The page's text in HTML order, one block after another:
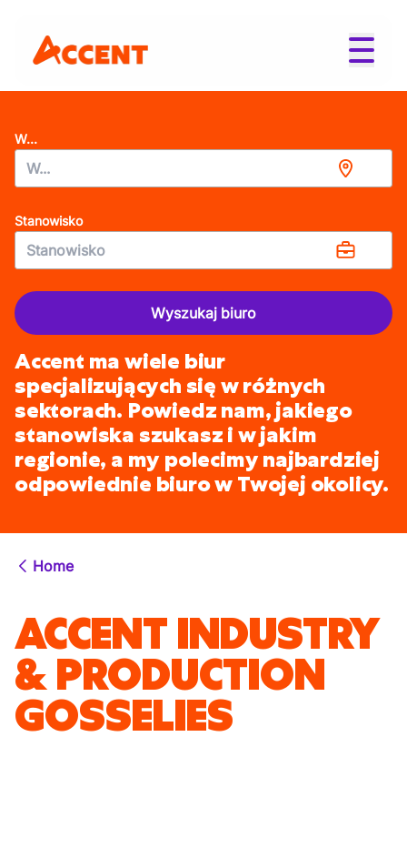
W...
Stanowisko
Wyszukaj biuro
Accent ma wiele biur
specjalizujących się w różnych
sektorach. Powiedz nam, jakiego
stanowiska szukasz i w jakim
regionie, a my polecimy najbardziej
odpowiednie biuro w Twojej okolicy.
Home
ACCENT INDUSTRY
& PRODUCTION
GOSSELIES